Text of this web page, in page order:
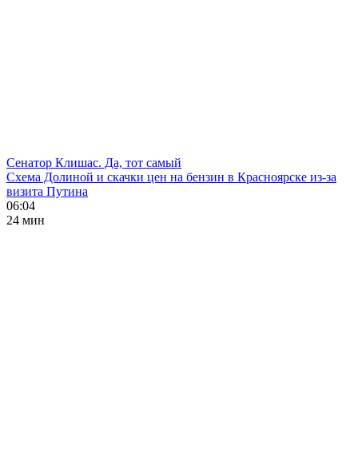
Сенатор Клишас. Да, тот самый
Схема Долиной и скачки цен на бензин в Красноярске из-за
визита Путина
06:04
24 мин